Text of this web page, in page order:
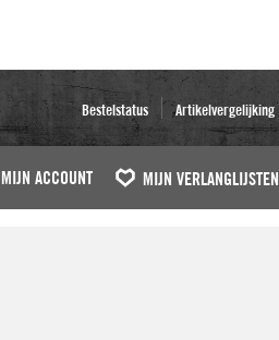
Bestelstatus Artikelvergelijking
MIJN ACCOUNT MIJN VERLANGLIJSTEN